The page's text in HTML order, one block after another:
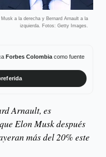
a la derecha y Bernard Arnault a la
izquierda. Fotos: Getty Images.
Forbes Colombiacomo fuente
Arnault, es
Elon Musk después
más del 20% este